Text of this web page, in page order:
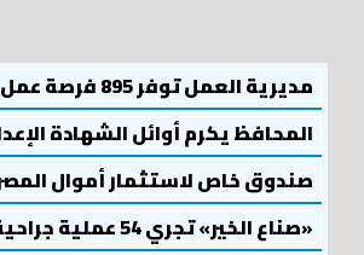
مديرية العمل توفر 895 فرصة عمل و297 عقدًا بالخارج
المحافظ يكرم أوائل الشهادة
صندوق خاص لاستثمار أموال
«صناع الخير» تجري 54 عملية جراحية «عيون»